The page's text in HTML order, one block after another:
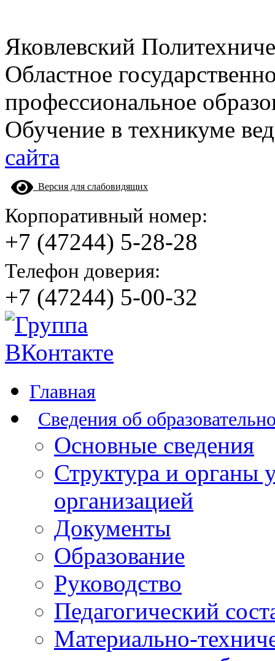
Яковлевский
Областное
профессиональное
Обучение в техникуме
сайта
Версия для слабовидящих
Корпоративный номер:
+7 (47244) 5-28-28
Телефон доверия:
+7 (47244) 5-00-32
Главная
Сведения об
Основные сведения
Структура и органы
организацией
Документы
Образование
Руководство
Педагогический
Материально-